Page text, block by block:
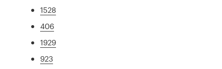
1528
406
1929
923